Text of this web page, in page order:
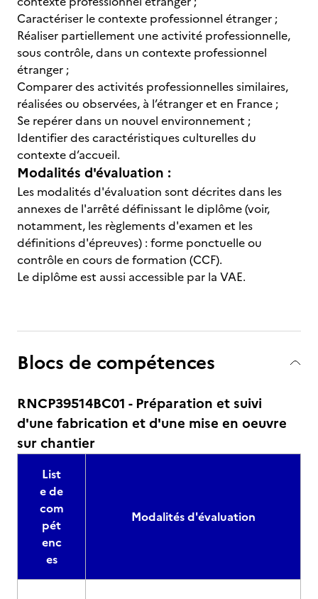
Caractériser le contexte professionnel étranger ;
Réaliser partiellement une activité professionnelle,
sous contrôle, dans un contexte professionnel
étranger ;
Comparer des activités professionnelles similaires,
réalisées ou observées, à l’étranger et en France ;
Se repérer dans un nouvel environnement ;
Identifier des caractéristiques culturelles du
contexte d’accueil.
Modalités d'évaluation :
Les modalités d'évaluation sont décrites dans les
annexes de l'arrêté définissant le diplôme (voir,
notamment, les règlements d'examen et les
définitions d'épreuves) : forme ponctuelle ou
contrôle en cours de formation (CCF).
Le diplôme est aussi accessible par la VAE.
Blocs de compétences
RNCP39514BC01 - Préparation et suivi
d'une fabrication et d'une mise en oeuvre
sur chantier
List
e de
com
pét
enc
es
Modalités d'évaluation